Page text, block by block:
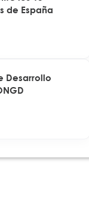
de España
Desarrollo